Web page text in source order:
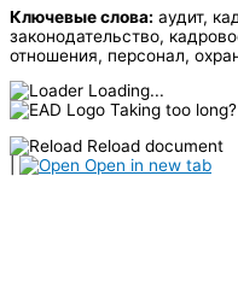
Ключевые слова: аудит,
законодательство,
отношения, персонал,
Loading...
Taking too long?
Reload document
Open in new tab